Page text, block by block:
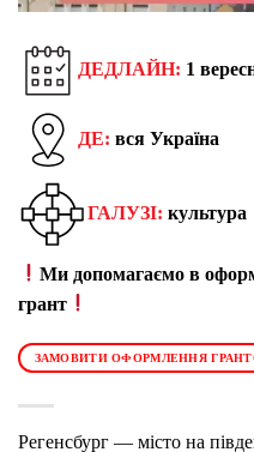
ДЕДЛАЙН: 1
ДЕ: вся Україна
ГАЛУЗІ: культура
Ми допомагаємо в
грант
ЗАМОВИТИ ОФОРМЛЕННЯ
Регенсбург — місто на